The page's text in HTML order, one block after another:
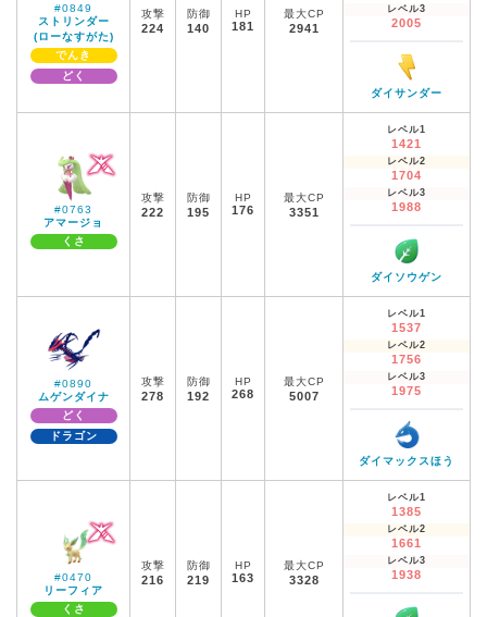
#0849
ストリンダー
(ローなすがた)
でんき
どく
攻撃
224
防御
140
HP
181
最大CP
2941
レベル3
2005
ダイサンダー
#0763
アマージョ
くさ
攻撃
222
防御
195
HP
176
最大CP
3351
レベル1
1421
レベル2
1704
レベル3
1988
ダイソウゲン
#0890
ムゲンダイナ
どく
ドラゴン
攻撃
278
防御
192
HP
268
最大CP
5007
レベル1
1537
レベル2
1756
レベル3
1975
ダイマックスほう
#0470
リーフィア
くさ
攻撃
216
防御
219
HP
163
最大CP
3328
レベル1
1385
レベル2
1661
レベル3
1938